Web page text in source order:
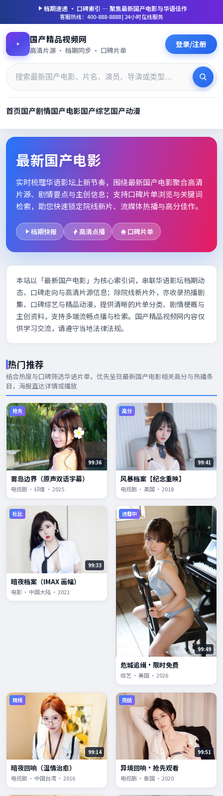
档期速递 · 口碑索引 — 聚焦最新国产电影与华语佳作
客服热线：400-888-8888 | 24小时在线服务
国产精品视频网
高清片源 · 档期同步 · 口碑片单
登录/注册
首页国产剧情国产电影国产综艺国产动漫
最新国产电影_高清片单档期
最新国产电影
实时梳理华语影坛上新节奏，围绕最新国产电影聚合高清
片源、剧情要点与主创信息；支持口碑片单浏览与关键词
检索，助您快速锁定院线新片、流媒体热播与高分佳作。
档期快报 高清点播 口碑片单
本站以「最新国产电影」为核心索引词，串联华语影坛档期动
态、口碑走向与高清片源信息；除院线新片外，亦收录热播剧
集、口碑综艺与精品动漫，提供清晰的片单分类、剧情梗概与
主创资料，支持多端流畅点播与检索。国产精品视频网内容仅
供学习交流，请遵守当地法律法规。
热门推荐
结合热度与口碑筛选华语片单，优先呈现最新国产电影相关高分与热播条
目，海报直达详情或播放
抢先
99:36
雾岛边界（原声双语字幕）
电视剧 · 印度 · 2025
高分
99:41
风暴档案【纪念重映】
电视剧 · 英国 · 2018
杜比
99:33
暗夜档案（IMAX 画幅）
电影 · 中国大陆 · 2021
连载中
99:49
危城追缉·限时免费
综艺 · 美国 · 2026
院线
99:14
暗夜回响（温情治愈）
电视剧 · 中国台湾 · 2016
完结
99:51
异境回响·抢先观看
电视剧 · 泰国 · 2020